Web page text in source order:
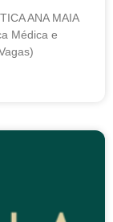
ANA MAIA
Médica e